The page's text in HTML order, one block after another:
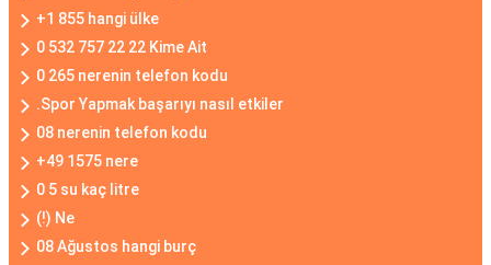
+1 855 hangi ülke
0 532 757 22 22 Kime Ait
0 265 nerenin telefon kodu
.Spor Yapmak başarıyı nasıl etkiler
08 nerenin telefon kodu
+49 1575 nere
0 5 su kaç litre
(!) Ne
08 Ağustos hangi burç